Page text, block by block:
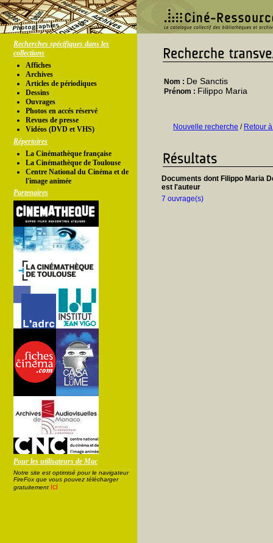
Recherches spécifiques dans les
collections
Affiches
Archives
Articles de périodiques
Dessins
Ouvrages
Photos en accés réservé
Revues de presse
Vidéos (DVD et VHS)
Répertoires
La Cinémathèque française
La Cinémathèque de Toulouse
Centre National du Cinéma et de
l'image animée
Partenaires
Pour les utilisateurs de Mac
Notre site est optimisé pour le navigateur
FireFox que vous pouvez télécharger
gratuitement ici
Nom : De Sanctis
Prénom : Filippo Maria
Nouvelle recherche / Retour
Documents dont Filippo Maria
est l'auteur
7 ouvrage(s)